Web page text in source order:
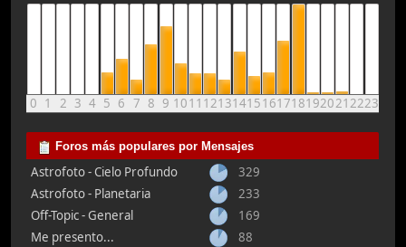
0 1 2 3 4 5 6 7 8 9 1011 121314151617181920212223
Foros más populares por Mensajes
Astrofoto - Cielo Profundo
329
Astrofoto - Planetaria
233
Off-Topic - General
169
Me presento...
88